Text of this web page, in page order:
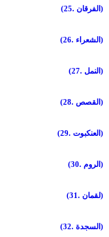
(25. الفرقان)
(26. الشعراء)
(27. النمل)
(28. القصص)
(29. العنكبوت)
(30. الروم)
(31. لقمان)
(32. السجدة)